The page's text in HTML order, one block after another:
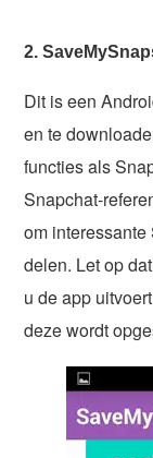
2.
Dit is een
en te
functies als
Snapchat-
om interessante
delen. Let op
u de app
deze wordt